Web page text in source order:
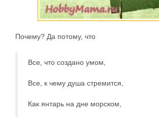
Почему? Да потому, что
Все, что создано умом,
Все, к чему душа стремится,
Как янтарь на дне морском,